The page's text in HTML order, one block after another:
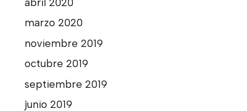
marzo 2020
noviembre 2019
octubre 2019
septiembre 2019
junio 2019